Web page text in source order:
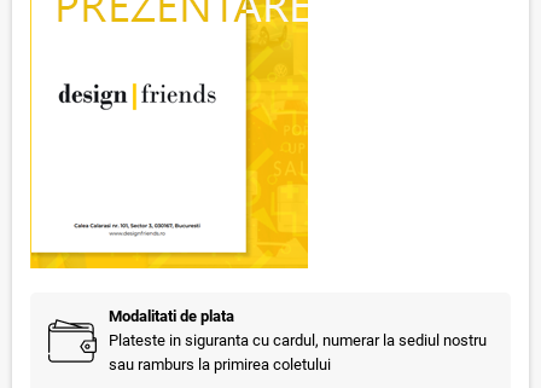
Modalitati de plata
Plateste in siguranta cu cardul, numerar la sediul nostru
sau ramburs la primirea coletului